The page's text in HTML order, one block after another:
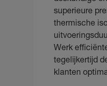
superieure
thermische
Werk
tegelijkertijd
klanten